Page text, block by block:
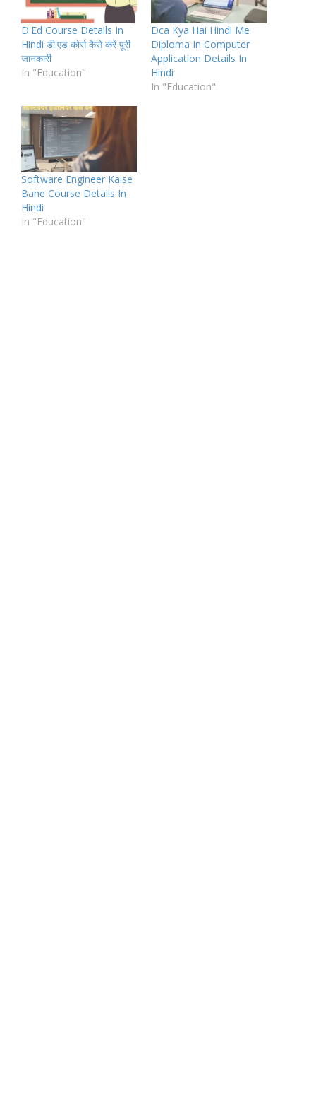
D.Ed Course Details In
Hindi डी.एड कोर्स कैसे करें पूरी
जानकारी
In "Education"
Dca Kya Hai Hindi Me
Diploma In Computer
Application Details In
Hindi
In "Education"
Software Engineer Kaise
Bane Course Details In
Hindi
In "Education"